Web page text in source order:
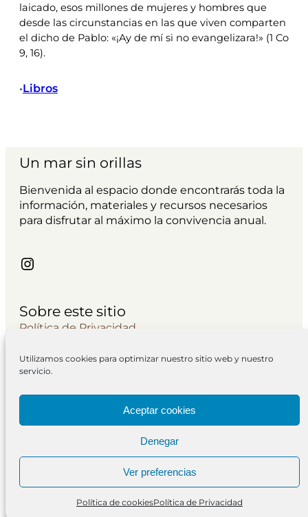
Utilizamos cookies para optimizar nuestro sitio web y nuestro
servicio.
Aceptar cookies
Denegar
Ver preferencias
Política de cookiesPolítica de Privacidad
laicado, esos millones de mujeres y hombres que
desde las circunstancias en las que viven comparten
el dicho de Pablo: «¡Ay de mí si no evangelizara!» (1 Co
9, 16).
•Libros
Un mar sin orillas
Bienvenida al espacio donde encontrarás toda la
información, materiales y recursos necesarios
para disfrutar al máximo la convivencia anual.
Instagram
Sobre este sitio
Política de Privacidad
Contacto
Newsletter
Un mar sin orillas | Todos los derechos
reservados © 2026